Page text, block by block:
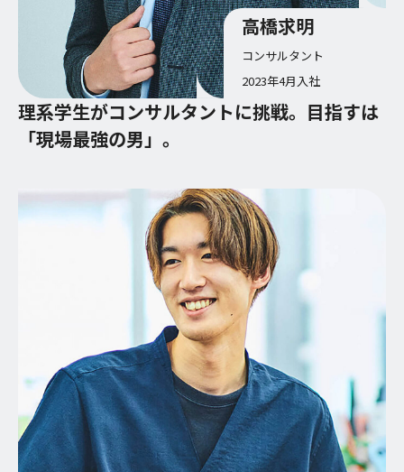
理系学生がコンサルタントに挑戦。目指すは
「現場最強の男」。
高橋求明
コンサルタント
2023年4月入社